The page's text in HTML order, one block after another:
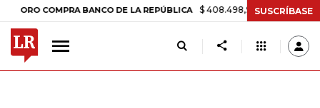
BANCO DE LA REPÚBLICA $ 408.498,97 +$ 8.753,81 +2,19%
SUSCRÍBASE